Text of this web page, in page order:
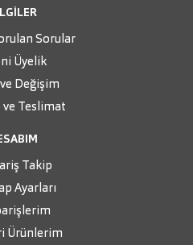
Sorular
Üyelik
Değişim
ve Teslimat
Takip
Ayarları
Ürünlerim